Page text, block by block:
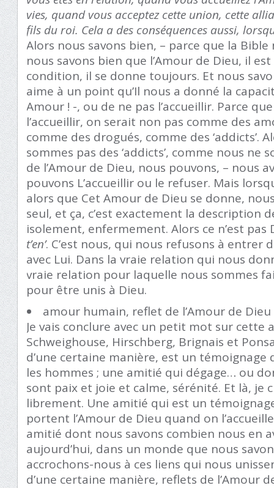
vies, quand vous acceptez cette union, cette
fils du roi. Cela a des conséquences aussi,
Alors nous savons bien, – parce que la Bible
nous savons bien que l’Amour de Dieu, il
condition, il se donne toujours. Et nous
aime à un point qu’Il nous a donné la
Amour ! -, ou de ne pas l’accueillir. Parce
l’accueillir, on serait non pas comme des
comme des drogués, comme des ‘addicts’.
sommes pas des ‘addicts’, comme nous ne
de l’Amour de Dieu, nous pouvons, – nous
pouvons L’accueillir ou le refuser. Mais
alors que Cet Amour de Dieu se donne,
seul, et ça, c’est exactement la description
isolement, enfermement. Alors ce n’est pas
t’en’. C’est nous, qui nous refusons à entrer
avec Lui. Dans la vraie relation qui nous
vraie relation pour laquelle nous sommes
pour être unis à Dieu.
amour humain, reflet de l’Amour de Dieu
Je vais conclure avec un petit mot sur
Schweighouse, Hirschberg, Brignais et
d’une certaine manière, est un témoignage
les hommes ; une amitié qui dégage… ou
sont paix et joie et calme, sérénité. Et là, je
librement. Une amitié qui est un
portent l’Amour de Dieu quand on
amitié dont nous savons combien nous en
aujourd’hui, dans un monde que nous
accrochons-nous à ces liens qui nous
d’une certaine manière, reflets de l’Amour